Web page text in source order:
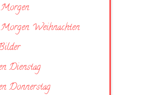
Weihnachten
Dienstag
Donnerstag